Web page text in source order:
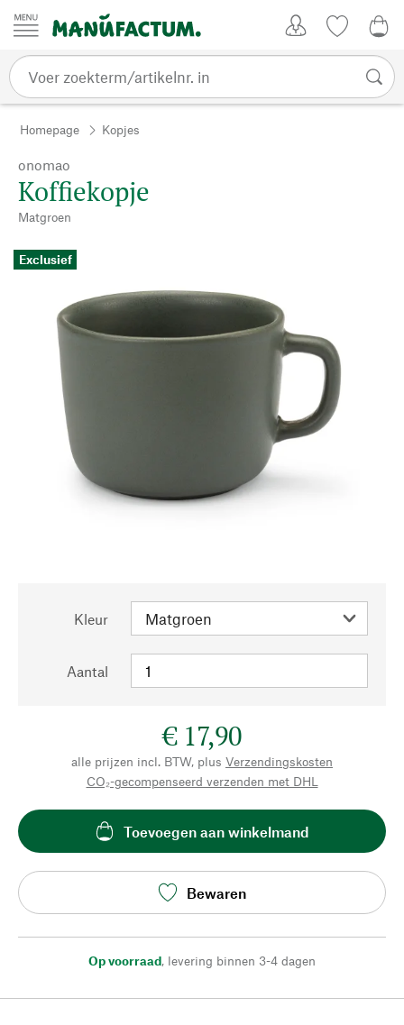
Passer au contenu
Homepage Kopjes
onomao
Koffiekopje
Matgroen
Exclusief
Kleur
Aantal
€ 17,90
alle prijzen incl. BTW, plus Verzendingskosten
CO₂-gecompenseerd verzenden met DHL
Toevoegen aan winkelmand
Bewaren
Op voorraad, levering binnen 3-4 dagen